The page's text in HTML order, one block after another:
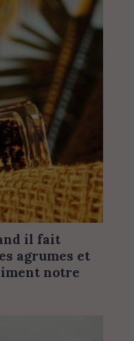
il fait
agrumes et
notre